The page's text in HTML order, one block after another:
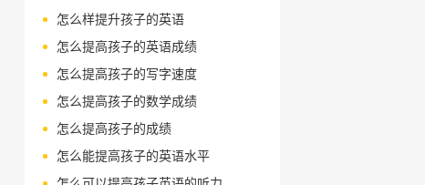
怎么样提升孩子的英语
怎么提高孩子的英语成绩
怎么提高孩子的写字速度
怎么提高孩子的数学成绩
怎么提高孩子的成绩
怎么能提高孩子的英语水平